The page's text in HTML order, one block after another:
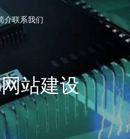
介联系我们
站建设